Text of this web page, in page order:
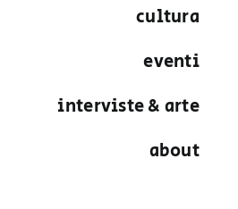
cultura
eventi
interviste & arte
about